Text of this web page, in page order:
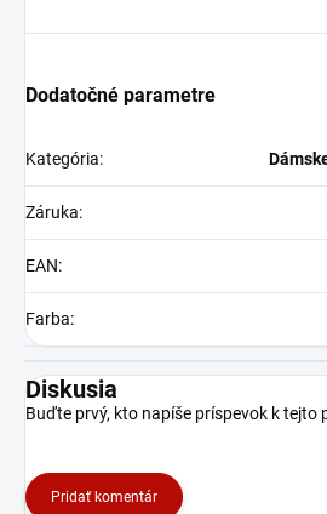
Dodatočné parametre
Kategória:
Záruka:
EAN:
Farba:
Diskusia
Buďte prvý, kto napíše príspevok k tejto
Pridať komentár